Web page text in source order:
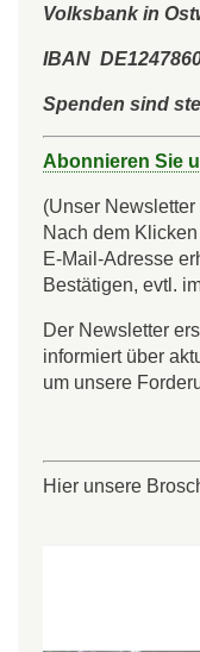
Volksbank in
IBAN
Spenden sind
Abonnieren Sie
(Unser
Nach dem
E-Mail-Adresse
Bestätigen, evtl.
Der Newsletter
informiert über
um unsere
Hier unsere